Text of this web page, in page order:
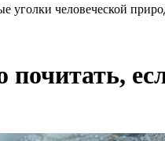
уголки человеческой